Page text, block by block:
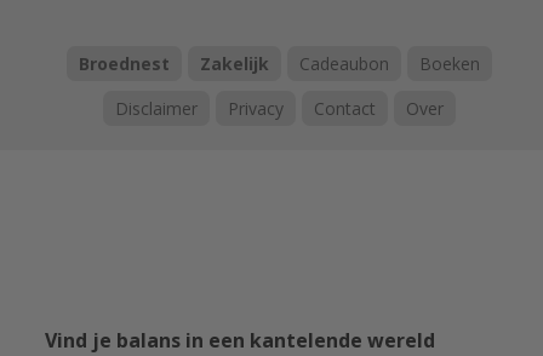
Broednest Zakelijk Cadeaubon
Boeken
Disclaimer
Privacy Contact Over
Vind je balans in een kantelende wereld